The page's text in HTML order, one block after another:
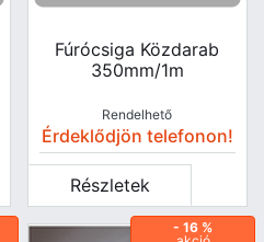
Fúrócsiga Közdarab
350mm/1m
Rendelhető
Érdeklődjön telefonon!
Részletek
- 16 %